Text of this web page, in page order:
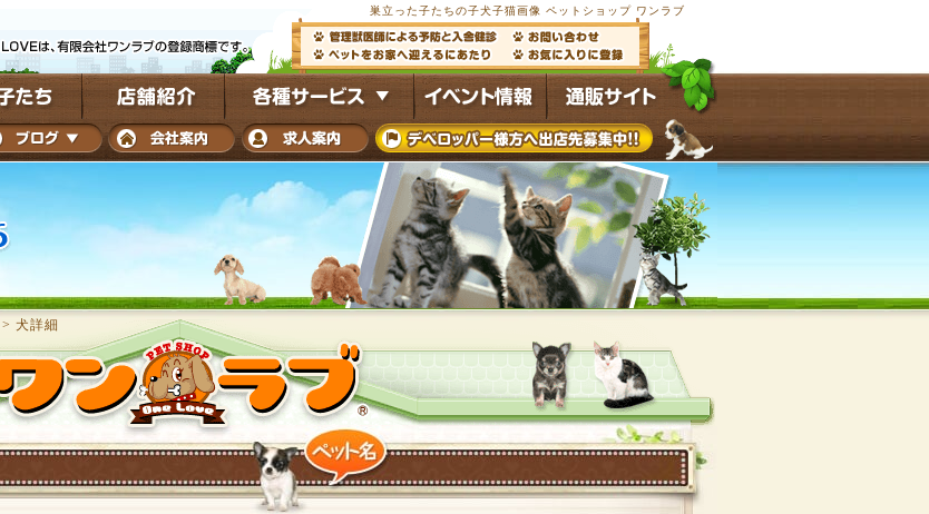
巣立った子たちの子犬子猫画像 ペットショップ ワンラブ
> 犬詳細